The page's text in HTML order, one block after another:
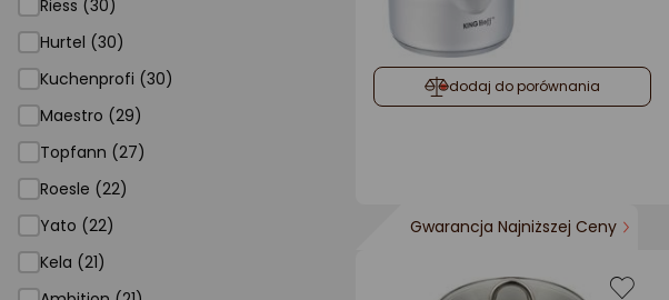
Riess (30)
Hurtel (30)
Kuchenprofi (30)
Maestro (29)
Topfann (27)
Roesle (22)
Yato (22)
Kela (21)
dodaj do porównania
Gwarancja Najniższej Ceny